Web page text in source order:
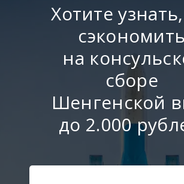
Хотите
сэкономить
на
сборе
Шенгенской
до 2.000